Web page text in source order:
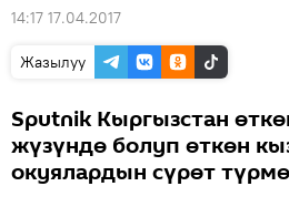
14:17 17.04.2017
Жазылуу
Sputnik Кыргызстан
жүзүндө болуп өткөн
окуялардын сүрөт